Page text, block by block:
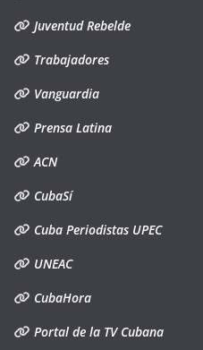
Juventud Rebelde
Trabajadores
Vanguardia
Prensa Latina
ACN
CubaSí
Cuba Periodistas UPEC
UNEAC
CubaHora
Portal de la TV Cubana